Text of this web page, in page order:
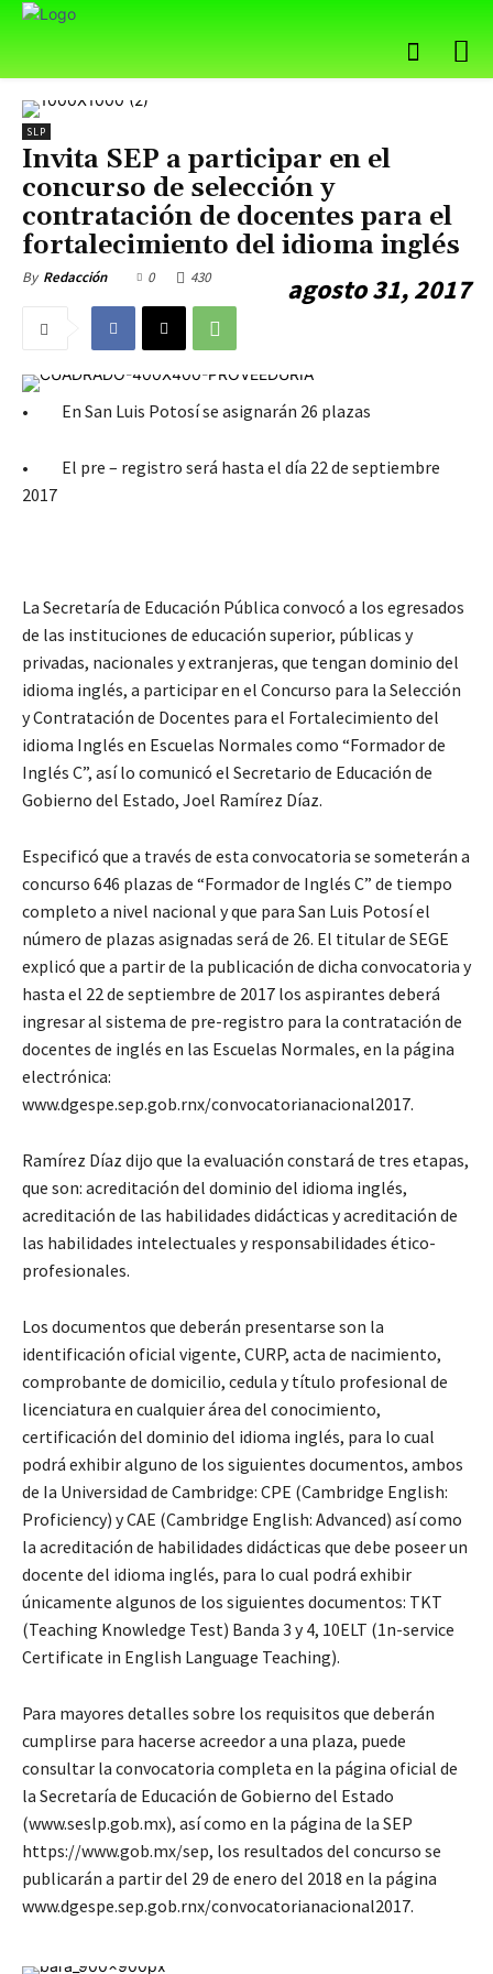
SLP
Invita SEP a participar en el
concurso de selección y
contratación de docentes para el
fortalecimiento del idioma inglés
By Redacción agosto 31, 2017
0 430
• En San Luis Potosí se asignarán 26 plazas
• El pre – registro será hasta el día 22 de septiembre
2017
La Secretaría de Educación Pública convocó a los egresados
de las instituciones de educación superior, públicas y
privadas, nacionales y extranjeras, que tengan dominio del
idioma inglés, a participar en el Concurso para la Selección
y Contratación de Docentes para el Fortalecimiento del
idioma Inglés en Escuelas Normales como “Formador de
Inglés C”, así lo comunicó el Secretario de Educación de
Gobierno del Estado, Joel Ramírez Díaz.
Especificó que a través de esta convocatoria se someterán a
concurso 646 plazas de “Formador de Inglés C” de tiempo
completo a nivel nacional y que para San Luis Potosí el
número de plazas asignadas será de 26. El titular de SEGE
explicó que a partir de la publicación de dicha convocatoria y
hasta el 22 de septiembre de 2017 los aspirantes deberá
ingresar al sistema de pre-registro para la contratación de
docentes de inglés en las Escuelas Normales, en la página
electrónica:
www.dgespe.sep.gob.rnx/convocatorianacional2017.
Ramírez Díaz dijo que la evaluación constará de tres etapas,
que son: acreditación del dominio del idioma inglés,
acreditación de las habilidades didácticas y acreditación de
las habilidades intelectuales y responsabilidades ético-
profesionales.
Los documentos que deberán presentarse son la
identificación oficial vigente, CURP, acta de nacimiento,
comprobante de domicilio, cedula y título profesional de
licenciatura en cualquier área del conocimiento,
certificación del dominio del idioma inglés, para lo cual
podrá exhibir alguno de los siguientes documentos, ambos
de Ia Universidad de Cambridge: CPE (Cambridge English:
Proficiency) y CAE (Cambridge English: Advanced) así como
la acreditación de habilidades didácticas que debe poseer un
docente del idioma inglés, para lo cual podrá exhibir
únicamente algunos de los siguientes documentos: TKT
(Teaching Knowledge Test) Banda 3 y 4, 10ELT (1n-service
Certificate in English Language Teaching).
Para mayores detalles sobre los requisitos que deberán
cumplirse para hacerse acreedor a una plaza, puede
consultar la convocatoria completa en la página oficial de
la Secretaría de Educación de Gobierno del Estado
(www.seslp.gob.mx), así como en la página de la SEP
https://www.gob.mx/sep, los resultados del concurso se
publicarán a partir del 29 de enero del 2018 en la página
www.dgespe.sep.gob.rnx/convocatorianacional2017.